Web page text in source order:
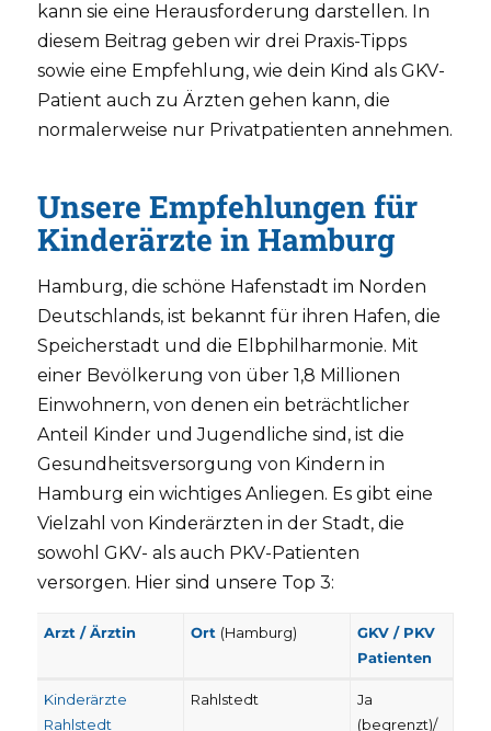
kann sie eine Herausforderung darstellen. In
diesem Beitrag geben wir drei Praxis-Tipps
sowie eine Empfehlung, wie dein Kind als GKV-
Patient auch zu Ärzten gehen kann, die
normalerweise nur Privatpatienten annehmen.
Unsere Empfehlungen für
Kinderärzte in Hamburg
Hamburg, die schöne Hafenstadt im Norden
Deutschlands, ist bekannt für ihren Hafen, die
Speicherstadt und die Elbphilharmonie. Mit
einer Bevölkerung von über 1,8 Millionen
Einwohnern, von denen ein beträchtlicher
Anteil Kinder und Jugendliche sind, ist die
Gesundheitsversorgung von Kindern in
Hamburg ein wichtiges Anliegen. Es gibt eine
Vielzahl von Kinderärzten in der Stadt, die
sowohl GKV- als auch PKV-Patienten
versorgen. Hier sind unsere Top 3:
Arzt / Ärztin Ort (Hamburg)
GKV / PKV
Patienten
Kinderärzte
Rahlstedt
Rahlstedt
Ja
(begrenzt)/